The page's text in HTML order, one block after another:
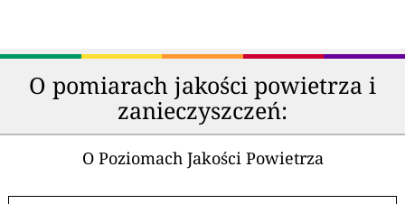
O pomiarach jakości powietrza i
zanieczyszczeń:
O Poziomach Jakości Powietrza